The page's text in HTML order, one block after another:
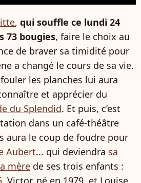
, qui souffle ce lundi 24
73 bougies, faire le choix au
de braver sa timidité pour
a changé le cours de sa vie.
les planches lui aura
et apprécier du
du Splendid. Et puis, c’est
dans un café-théâtre
aura le coup de foudre pour
Aubert... qui deviendra sa
mère de ses trois enfants :
, Victor, né en 1979, et Louise,